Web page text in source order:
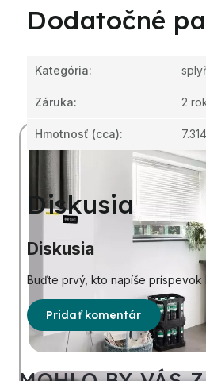
Dodatočné
Kategória:
Záruka: 2
Hmotnosť (cca):
Diskusia
Diskusia
Buďte prvý, kto napíše
Pridať komentár